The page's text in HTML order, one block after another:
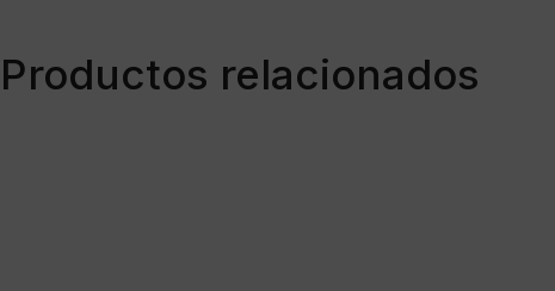
Productos relacionados